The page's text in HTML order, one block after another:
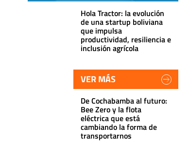
Hola Tractor: la evolución
de una startup boliviana
que impulsa
productividad, resiliencia e
inclusión agrícola
VER MÁS
De Cochabamba al futuro:
Bee Zero y la flota
eléctrica que está
cambiando la forma de
transportarnos